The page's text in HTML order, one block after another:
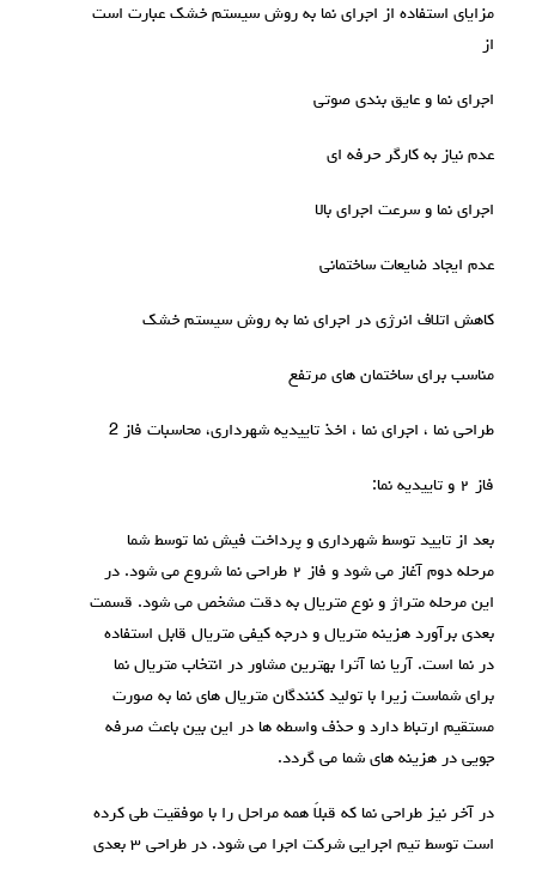
مزایای استفاده از اجرای نما به روش سیستم خشک عبارت است
از
اجرای نما و عایق بندی صوتی
عدم نیاز به کارگر حرفه ای
اجرای نما و سرعت اجرای بالا
عدم ایجاد ضایعات ساختمانی
کاهش اتلاف انرژی در اجرای نما به روش سیستم خشک
مناسب برای ساختمان های مرتفع
طراحی نما ، اجرای نما ، اخذ تاییدیه شهرداری، محاسبات فاز 2
فاز ۲ و تاییدیه نما:
بعد از تایید توسط شهرداری و پرداخت فیش نما توسط شما
مرحله دوم آغاز می شود و فاز ۲ طراحی نما شروع می شود. در
این مرحله متراژ و نوع متریال به دقت مشخص می شود. قسمت
بعدی برآورد هزینه متریال و درجه کیفی متریال قابل استفاده
در نما است. آریا نما آترا بهترین مشاور در انتخاب متریال نما
برای شماست زیرا با تولید کنندگان متریال های نما به صورت
مستقیم ارتباط دارد و حذف واسطه ها در این بین باعث صرفه
جویی در هزینه های شما می گردد.
در آخر نیز طراحی نما که قبلاً همه مراحل را با موفقیت طی کرده
است توسط تیم اجرایی شرکت اجرا می شود. در طراحی ۳ بعدی